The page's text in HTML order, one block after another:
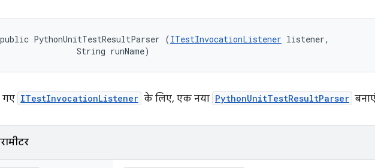
public PythonUnitTestResultParser (ITestInvocationListener listener,
                String runName)
गए ITestInvocationListener के लिए, एक नया PythonUnitTestResultParser